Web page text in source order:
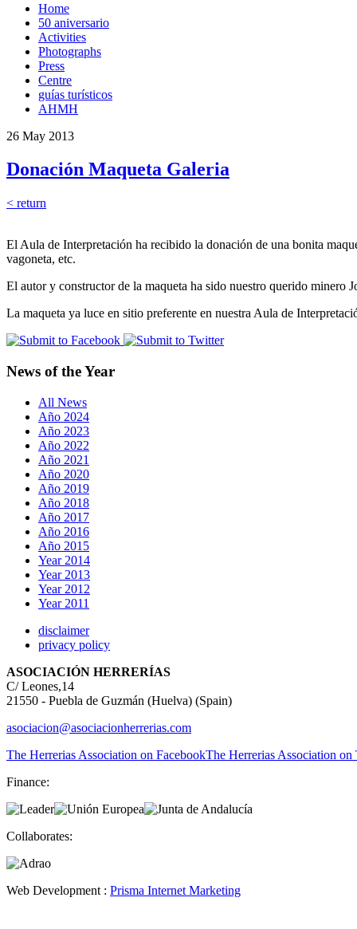
Home
50 aniversario
Activities
Photographs
Press
Centre
guías turísticos
AHMH
26 May 2013
Donación Maqueta Galeria
< return
El Aula de Interpretación ha recibido la donación de una bonita
vagoneta, etc.
El autor y constructor de la maqueta ha sido nuestro querido
La maqueta ya luce en sitio preferente en nuestra Aula de
News of the Year
All News
Año 2024
Año 2023
Año 2022
Año 2021
Año 2020
Año 2019
Año 2018
Año 2017
Año 2016
Año 2015
Year 2014
Year 2013
Year 2012
Year 2011
disclaimer
privacy policy
ASOCIACIÓN HERRERÍAS
C/ Leones,14
21550 - Puebla de Guzmán (Huelva) (Spain)
asociacion@asociacionherrerias.com
The Herrerias Association on FacebookThe Herrerias Association on
Finance:
Collaborates:
Web Development : Prisma Internet Marketing